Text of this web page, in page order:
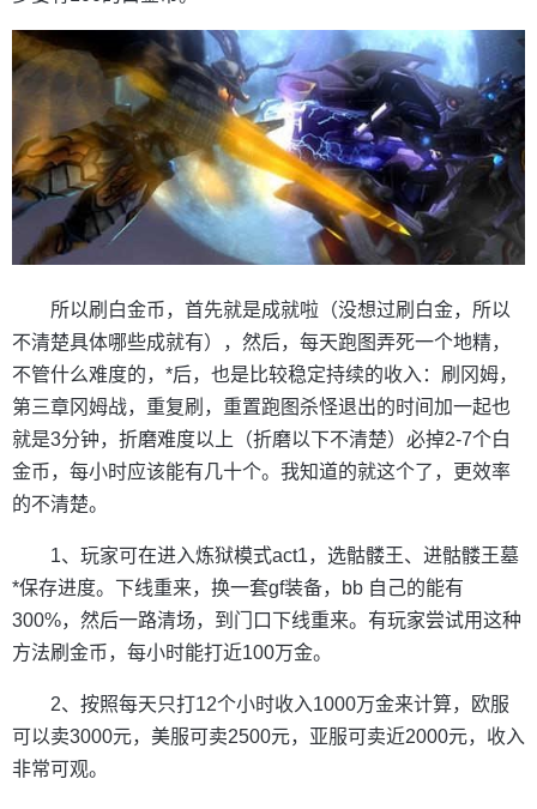
所以刷白金币，首先就是成就啦（没想过刷白金，所以
不清楚具体哪些成就有），然后，每天跑图弄死一个地精，
不管什么难度的，*后，也是比较稳定持续的收入：刷冈姆，
第三章冈姆战，重复刷，重置跑图杀怪退出的时间加一起也
就是3分钟，折磨难度以上（折磨以下不清楚）必掉2-7个白
金币，每小时应该能有几十个。我知道的就这个了，更效率
的不清楚。
1、玩家可在进入炼狱模式act1，选骷髅王、进骷髅王墓
*保存进度。下线重来，换一套gf装备，bb 自己的能有
300%，然后一路清场，到门口下线重来。有玩家尝试用这种
方法刷金币，每小时能打近100万金。
2、按照每天只打12个小时收入1000万金来计算，欧服
可以卖3000元，美服可卖2500元，亚服可卖近2000元，收入
非常可观。